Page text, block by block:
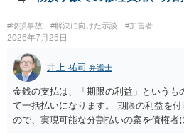
#物損事故 #解決に向けた示談 #加害者
2026年7月25日
井上 祐司 弁護士
金銭の支払は、「期限の利益」というも
て一括払いになります。 期限の利益を
ので、実現可能な分割払いの案を債権者